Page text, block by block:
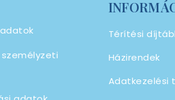
Térítési
Házirendek
Adatkezelési